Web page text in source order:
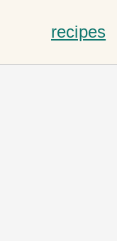
要
recipes